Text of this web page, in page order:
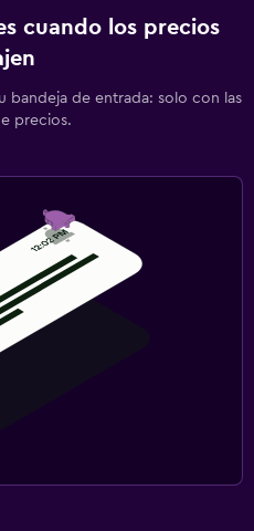
cuando los precios
bandeja de entrada: solo con las
precios.